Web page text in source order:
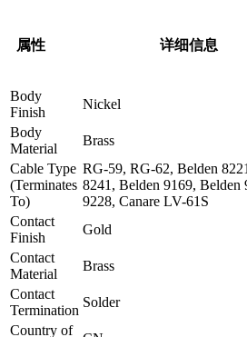
属性 详细信息
Body
Finish
Nickel
Body
Material
Brass
Cable Type
(Terminates
To)
RG-59, RG-62, Belden
8241, Belden 9169, Belden
9228, Canare LV-61S
Contact
Finish
Gold
Contact
Material
Brass
Contact
Termination
Solder
Country of